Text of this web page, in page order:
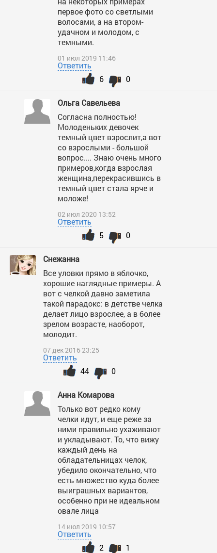
первое фото со светлыми
волосами, а на втором-
удачном и молодом, с
темными.
01 июл 2019 11:46
Ответить
0
6
Ольга Савельева
Согласна полностью!
Молоденьких девочек
темный цвет взрослит,а вот
со взрослыми - большой
вопрос.... Знаю очень много
примеров,когда взрослая
женщина,перекрасившись в
темный цвет стала ярче и
моложе!
02 июл 2020 13:52
Ответить
0
5
Снежанна
Все уловки прямо в яблочко,
хорошие наглядные примеры. А
вот с челкой давно заметила
такой парадокс: в детстве челка
делает лицо взрослее, а в более
зрелом возрасте, наоборот,
молодит.
07 дек 2016 23:25
Ответить
0
44
Анна Комарова
Только вот редко кому
челки идут, и еще реже за
ними правильно ухаживают
и укладывают. То, что вижу
каждый день на
обладательницах челок,
убедило окончательно, что
есть множество куда более
выиграшных вариантов,
особенно при не идеальном
овале лица
14 июл 2019 10:57
Ответить
1
2